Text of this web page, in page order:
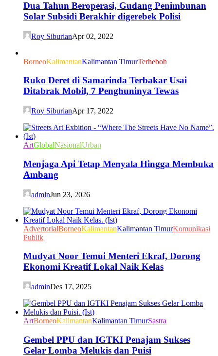
Dua Tahun Beroperasi, Gudang Penimbunan
Solar Subsidi Berakhir digerebek Polisi
Roy SiburianApr 02, 2022
BorneoKalimantanKalimantan TimurTerheboh
Ruko Deret di Samarinda Terbakar Usai
Ditabrak Mobil, 7 Penghuninya Tewas
Roy SiburianApr 17, 2022
ArtGlobalNasionalUrban
Menjaga Api Tetap Menyala Hingga Membuka
Ambang
adminJun 23, 2026
AdvertorialBorneoKalimantanKalimantan TimurKomunikasi
Publik
Mudyat Noor Temui Menteri Ekraf, Dorong
Ekonomi Kreatif Lokal Naik Kelas
adminDes 17, 2025
ArtBorneoKalimantanKalimantan TimurSastra
Gembel PPU dan IGTKI Penajam Sukses
Gelar Lomba Melukis dan Puisi